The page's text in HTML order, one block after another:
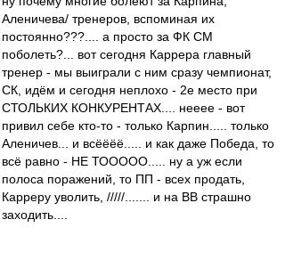
Аленичева/ тренеров, вспоминая их
постоянно???.... а просто за ФК СМ
поболеть?... вот сегодня Каррера главный
тренер - мы выиграли с ним сразу чемпионат,
СК, идём и сегодня неплохо - 2е место при
СТОЛЬКИХ КОНКУРЕНТАХ.... нееее - вот
привил себе кто-то - только Карпин..... только
Аленичев... и всёёёё..... и как даже Победа, то
всё равно - НЕ ТООООО..... ну а уж если
полоса поражений, то ПП - всех продать,
Карреру уволить, /////....... и на ВВ страшно
заходить....